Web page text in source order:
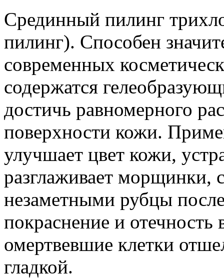
Срединный пилинг
пилинг). Способен
современных
содержатся
достичь равномерного
поверхности кожи.
улучшает цвет кожи,
разглаживает морщинки,
незаметными рубцы
покраснение и отечность
омертвевшие клетки
гладкой.